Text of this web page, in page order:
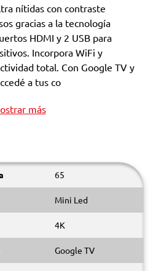
nítidas con contraste
gracias a la tecnología
HDMI y 2 USB para
Incorpora WiFi y
total. Con Google TV y
a tus co
más
65
Mini Led
4K
Google TV